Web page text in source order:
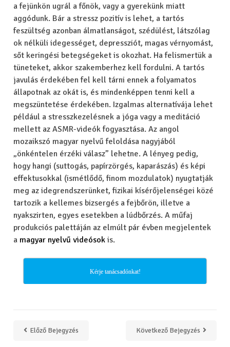
a fejünkön ugrál a főnök, vagy a gyerekünk miatt
aggódunk. Bár a stressz pozitív is lehet, a tartós
feszültség azonban álmatlanságot, szédülést, látszólag
ok nélküli idegességet, depressziót, magas vérnyomást,
sőt keringési betegségeket is okozhat. Ha felismertük a
tüneteket, akkor szakemberhez kell fordulni. A tartós
javulás érdekében fel kell tárni ennek a folyamatos
állapotnak az okát is, és mindenképpen tenni kell a
megszüntetése érdekében. Izgalmas alternatívája lehet
például a stresszkezelésnek a jóga vagy a meditáció
mellett az ASMR-videók fogyasztása. Az angol
mozaikszó magyar nyelvű feloldása nagyjából
„önkéntelen érzéki válasz” lehetne. A lényeg pedig,
hogy hangi (suttogás, papírzörgés, kaparászás) és képi
effektusokkal (ismétlődő, finom mozdulatok) nyugtatják
meg az idegrendszerünket, fizikai kísérőjelenségei közé
tartozik a kellemes bizsergés a fejbőrön, illetve a
nyakszirten, egyes esetekben a lúdbőrzés. A műfaj
produkciós palettáján az elmúlt pár évben megjelentek
a magyar nyelvű videósok is.
Kérje tanácsadónkat!
Előző Bejegyzés Következő Bejegyzés